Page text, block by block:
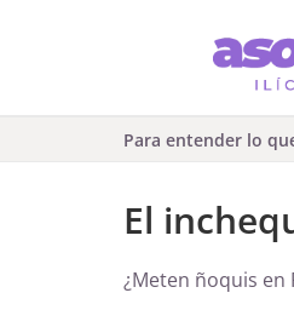
Para entender lo
El
¿Meten ñoquis en